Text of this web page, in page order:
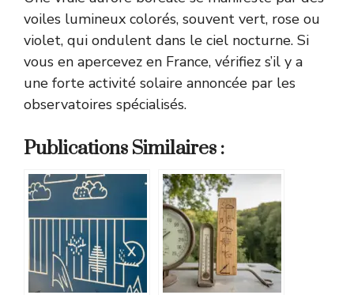
voiles lumineux colorés, souvent vert, rose ou
violet, qui ondulent dans le ciel nocturne. Si
vous en apercevez en France, vérifiez s’il y a
une forte activité solaire annoncée par les
observatoires spécialisés.
Publications Similaires :